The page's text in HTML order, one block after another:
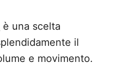
è una scelta
il
e movimento.